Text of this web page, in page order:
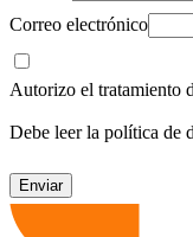
Correo electrónico
Autorizo el tratamiento
Debe leer la política de